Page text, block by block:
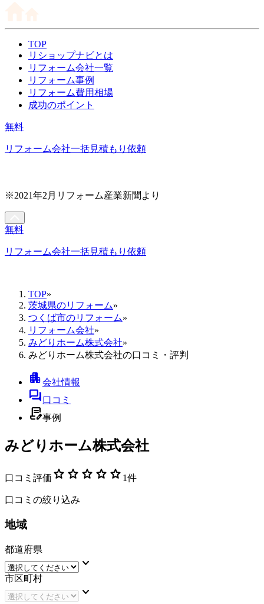
TOP
リショップナビとは
リフォーム会社一覧
リフォーム事例
リフォーム費用相場
成功のポイント
無料
リフォーム会社一括見積もり依頼
※2021年2月リフォーム産業新聞より
無料
リフォーム会社一括見積もり依頼
TOP»
茨城県のリフォーム»
つくば市のリフォーム»
リフォーム会社»
みどりホーム株式会社»
みどりホーム株式会社の口コミ・評判
apartment会社情報
forum口コミ
contract_edit事例
みどりホーム株式会社
口コミ評価 star star star star star 1件
口コミの絞り込み
地域
都道府県
keyboard_arrow_down
市区町村
keyboard_arrow_down